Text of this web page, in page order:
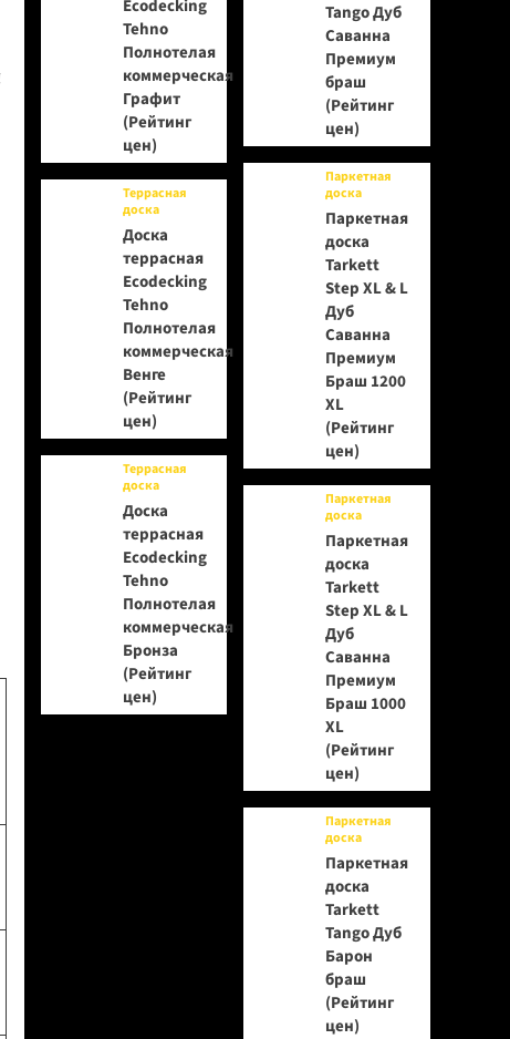
Ecodecking
Tehno
Полнотелая
коммерческая
Графит
(Рейтинг
цен)
Террасная
доска
Доска
террасная
Ecodecking
Tehno
Полнотелая
коммерческая
Венге
(Рейтинг
цен)
Террасная
доска
Доска
террасная
Ecodecking
Tehno
Полнотелая
коммерческая
Бронза
(Рейтинг
цен)
Tango Дуб
Саванна
Премиум
браш
(Рейтинг
цен)
Паркетная
доска
Паркетная
доска
Tarkett
Step XL & L
Дуб
Саванна
Премиум
Браш 1200
XL
(Рейтинг
цен)
Паркетная
доска
Паркетная
доска
Tarkett
Step XL & L
Дуб
Саванна
Премиум
Браш 1000
XL
(Рейтинг
цен)
Паркетная
доска
Паркетная
доска
Tarkett
Tango Дуб
Барон
браш
(Рейтинг
цен)